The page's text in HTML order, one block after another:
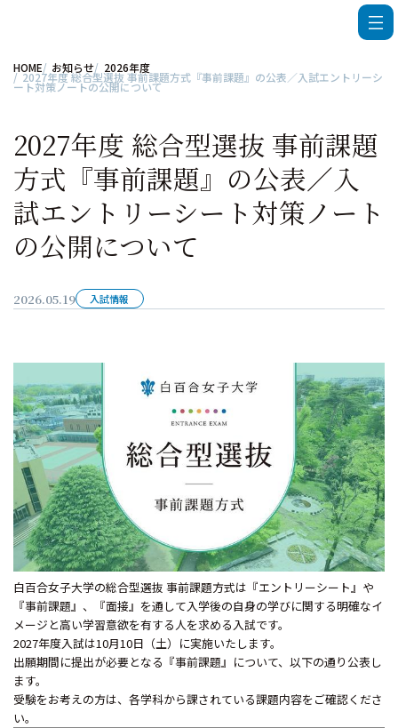
HOME お知らせ 2026年度
2027年度 総合型選抜 事前課題方式『事前課題』の公表／入試エントリーシ
ート対策ノートの公開について
2027年度 総合型選抜 事前課題
方式『事前課題』の公表／入
試エントリーシート対策ノート
の公開について
2026.05.19 入試情報
白百合女子大学の総合型選抜 事前課題方式は『エントリーシート』や
『事前課題』、『面接』を通して入学後の自身の学びに関する明確なイ
メージと高い学習意欲を有する人を求める入試です。
2027年度入試は10月10日（土）に実施いたします。
出願期間に提出が必要となる『事前課題』について、以下の通り公表し
ます。
受験をお考えの方は、各学科から課されている課題内容をご確認くださ
い。